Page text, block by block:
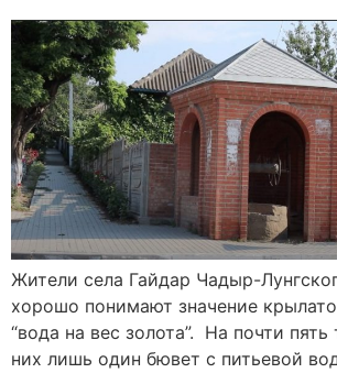
Жители села Гайдар Чадыр-
хорошо понимают значение
“вода на вес золота”. На почти
них лишь один бювет с питьевой